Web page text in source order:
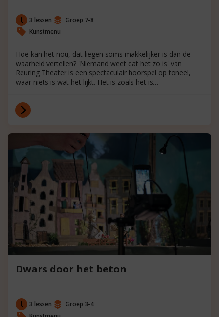
3 lessen
Groep 7-8
Kunstmenu
Hoe kan het nou, dat liegen soms makkelijker is dan de
waarheid vertellen? 'Niemand weet dat het zo is' van
Reuring Theater is een spectaculair hoorspel op toneel,
waar niets is wat het lijkt. Het is zoals het is…
Dwars door het beton
3 lessen
Groep 3-4